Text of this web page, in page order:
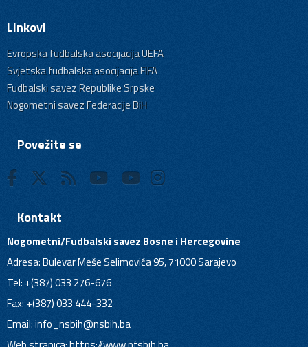
Linkovi
Evropska fudbalska asocijacija UEFA
Svjetska fudbalska asocijacija FIFA
Fudbalski savez Republike Srpske
Nogometni savez Federacije BiH
Povežite se
Kontakt
Nogometni/Fudbalski savez Bosne i Hercegovine
Adresa: Bulevar Meše Selimovića 95, 71000 Sarajevo
Tel: +(387) 033 276-676
Fax: +(387) 033 444-332
Email:info_nsbih@nsbih.ba